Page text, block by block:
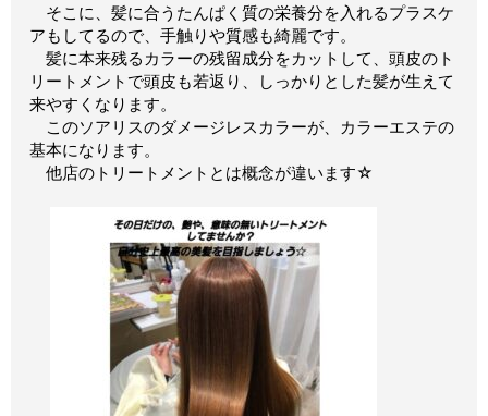
そこに、髪に合うたんぱく質の栄養分を入れるプラスケ
アもしてるので、手触りや質感も綺麗です。
髪に本来残るカラーの残留成分をカットして、頭皮のト
リートメントで頭皮も若返り、しっかりとした髪が生えて
来やすくなります。
このソアリスのダメージレスカラーが、カラーエステの
基本になります。
他店のトリートメントとは概念が違います☆